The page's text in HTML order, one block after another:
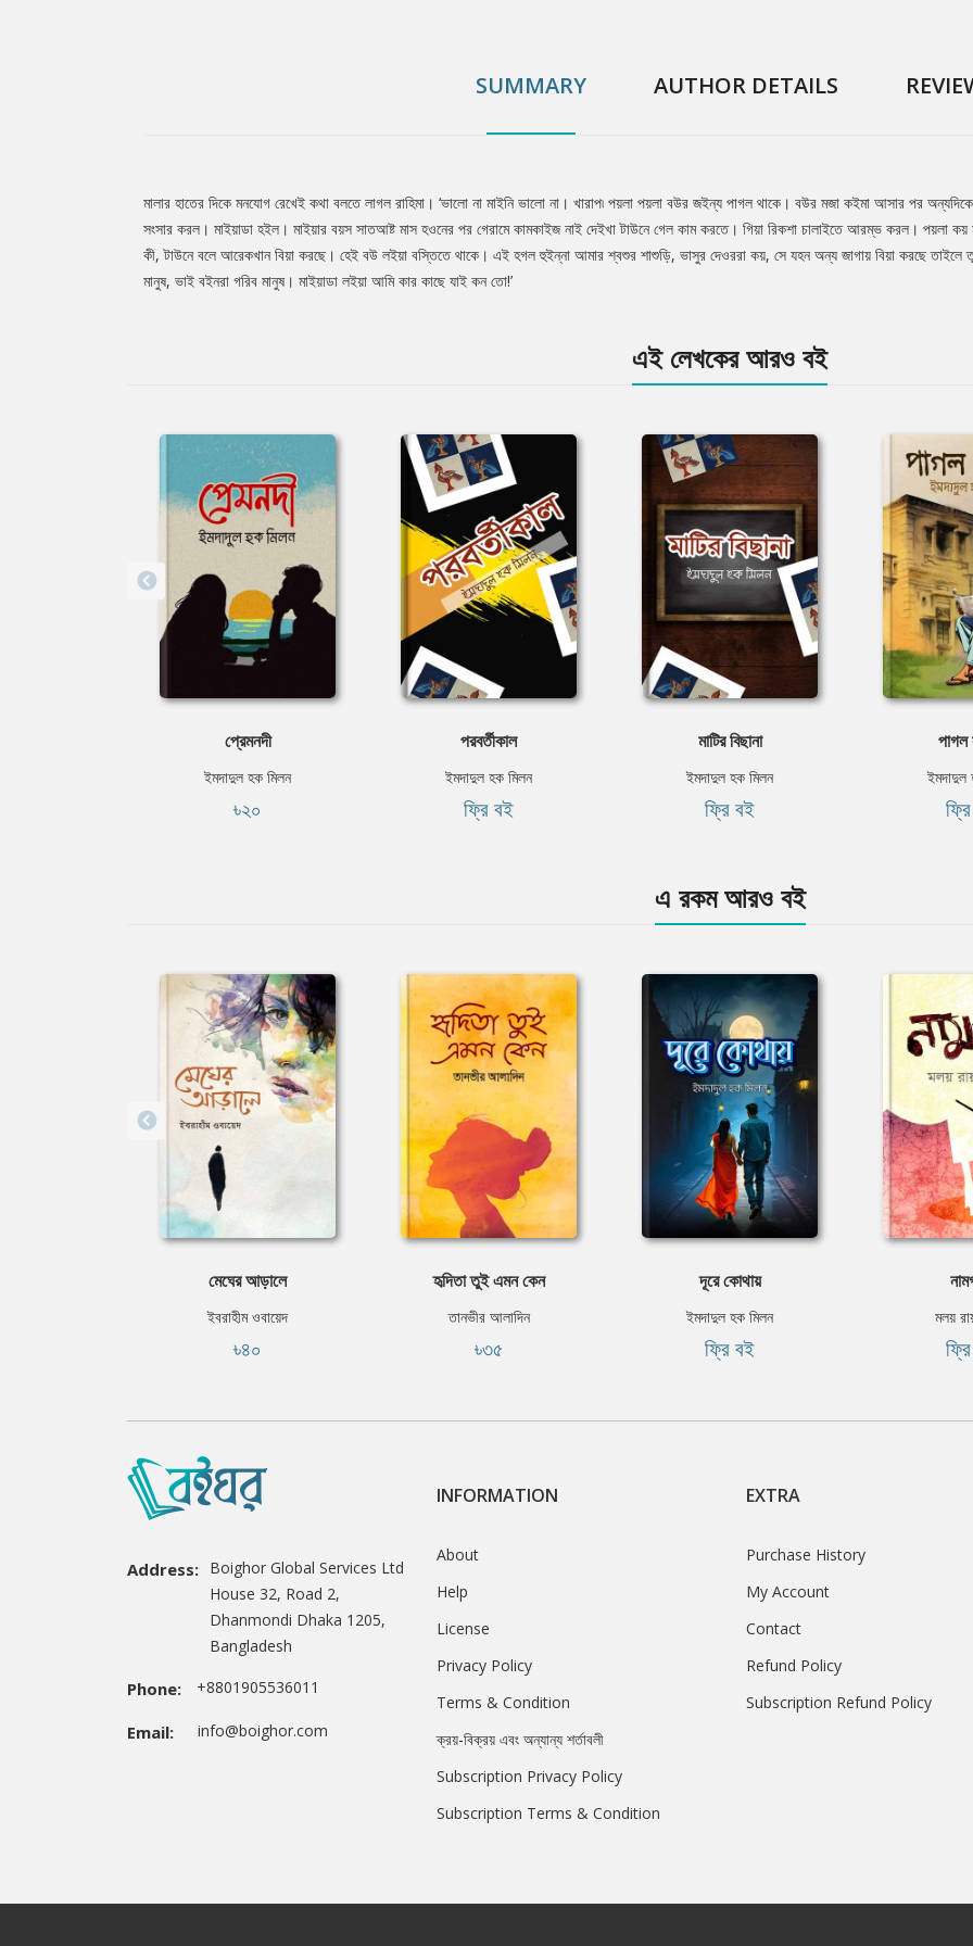
SUMMARY AUTHOR DETAILS
Tab
Article
মালার হাতের দিকে মনযোগ রেখেই কথা বলতে লাগল রাহিমা। ‘ভালো না মাইনি ভালো না। খারাপ৷ পয়লা পয়লা বউর জইন্য পাগল থাকে। বউর মজা কইমা আসার পর
সংসার করল। মাইয়াডা হইল। মাইয়ার বয়স সাতআষ্ট মাস হওনের পর গেরামে কামকাইজ নাই দেইখা টাউনে গেল কাম করতে। গিয়া রিকশা চালাইতে আরম্ভ করল। পয়লা
কী, টাউনে বলে আরেকখান বিয়া করছে। হেই বউ লইয়া বস্তিতে থাকে। এই হগল হুইন্না আমার শ্বশুর শাশুড়ি, ভাসুর দেওররা কয়, সে যহন অন্য জাগায় বিয়া করছে
মানুষ, ভাই বইনরা গরিব মানুষ। মাইয়াডা লইয়া আমি কার কাছে যাই কন তো!’
এই লেখকের আরও বই
প্রেমনদী
ইমদাদুল হক মিলন
৳২০
পরবর্তীকাল
ইমদাদুল হক মিলন
ফ্রি বই
মাটির বিছানা
ইমদাদুল হক মিলন
ফ্রি বই
পাগল
ইমদাদুল
এ রকম আরও বই
মেঘের আড়ালে
ইবরাহীম ওবায়েদ
৳৪০
হৃদিতা তুই এমন কেন
তানভীর আলাদিন
৳৩৫
দূরে কোথায়
ইমদাদুল হক মিলন
ফ্রি বই
মলয়
Address: Boighor Global Services Ltd
House 32, Road 2,
Dhanmondi Dhaka 1205,
Bangladesh
Phone: +8801905536011
Email: info@boighor.com
INFORMATION
About
Help
License
Privacy Policy
Terms & Condition
ক্রয়-বিক্রয় এবং অন্যান্য শর্তাবলী
Subscription Privacy Policy
Subscription Terms & Condition
EXTRA
Purchase History
My Account
Contact
Refund Policy
Subscription Refund Policy